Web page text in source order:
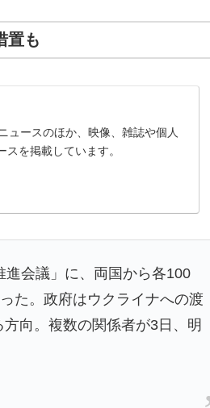
置も
ュースのほか、映像、雑誌や個人
を掲載しています。
進会議」に、両国から各100
た。政府はウクライナへの渡
向。複数の関係者が3日、明